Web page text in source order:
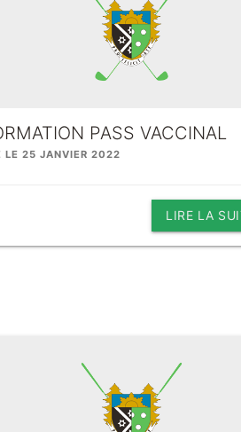
PASS VACCINAL
LE 25 JANVIER 2022
LIRE LA